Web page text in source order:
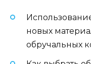
новых
обручальных